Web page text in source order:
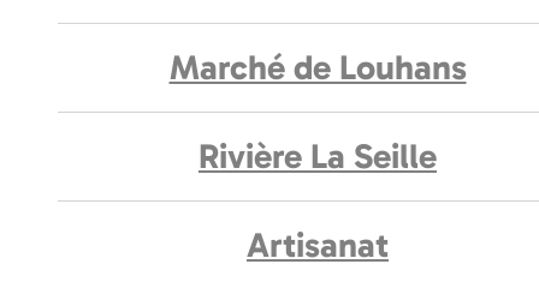
Marché de Louhans
Rivière La Seille
Artisanat